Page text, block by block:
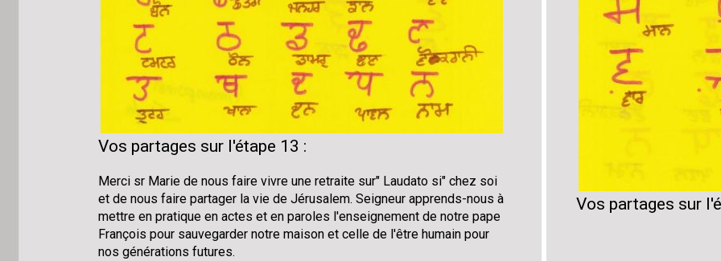
Vos partages sur l'étape 13 :
Merci sr Marie de nous faire vivre une retraite sur" Laudato si" chez soi
et de nous faire partager la vie de Jérusalem. Seigneur apprends-nous à
mettre en pratique en actes et en paroles l'enseignement de notre pape
François pour sauvegarder notre maison et celle de l'être humain pour
nos générations futures.
Vos partages sur